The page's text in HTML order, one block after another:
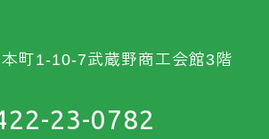
町1-10-7武蔵野商工会館3階
23-0782